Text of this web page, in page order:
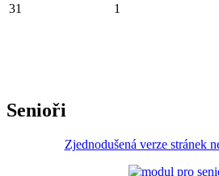
31 1
Senioři
Zjednodušená verze stránek